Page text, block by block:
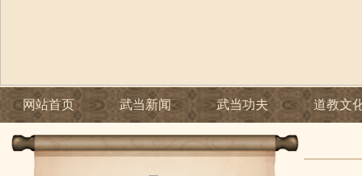
网站首页 武当新闻 武当功夫 道教文